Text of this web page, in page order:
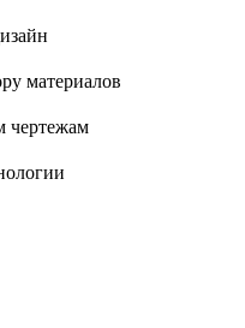
материалов
чертежам